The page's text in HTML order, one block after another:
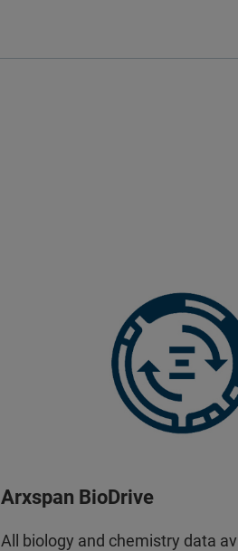
Arxspan BioDrive
All biology and chemistry data